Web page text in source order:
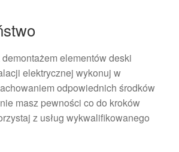
elementów deski
elektrycznej wykonuj w
odpowiednich środków
masz pewności co do kroków
z usług wykwalifikowanego